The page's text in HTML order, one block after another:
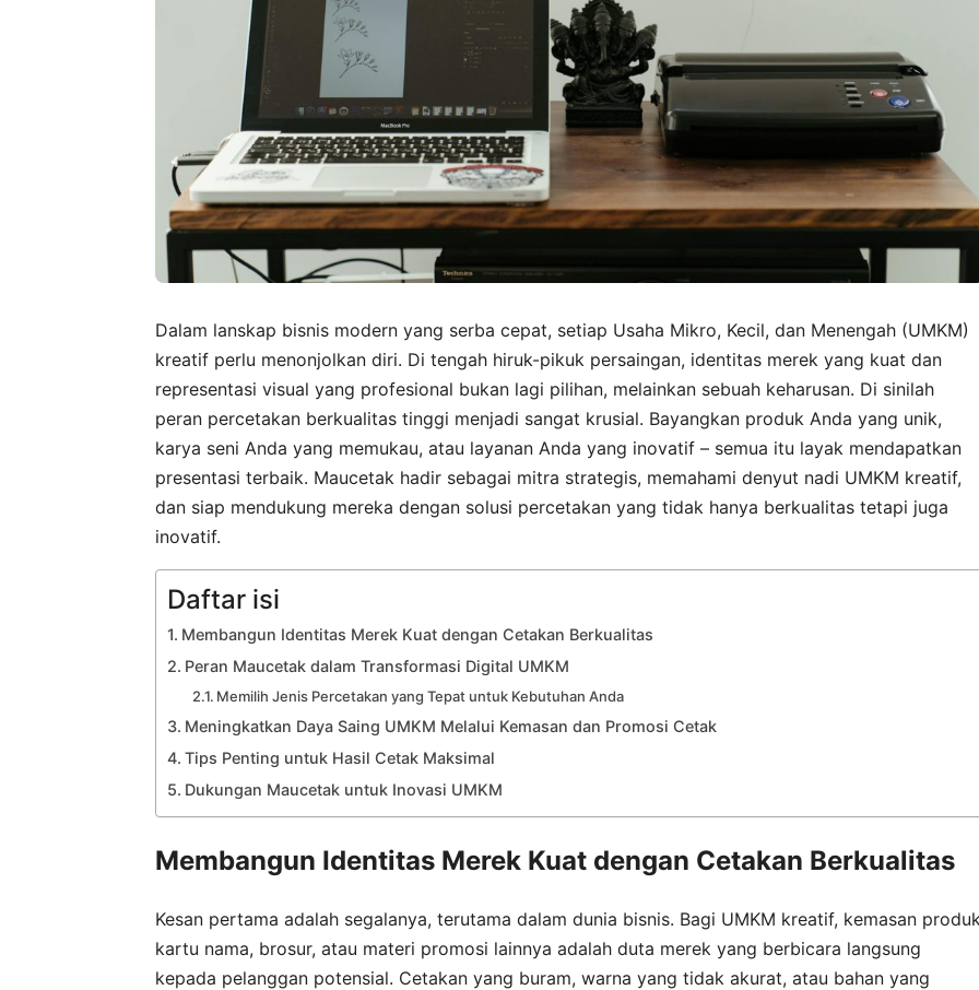
Dalam lanskap bisnis modern yang serba cepat, setiap Usaha Mikro, Kecil, dan Menengah (UMKM)
kreatif perlu menonjolkan diri. Di tengah hiruk-pikuk persaingan, identitas merek yang kuat dan
representasi visual yang profesional bukan lagi pilihan, melainkan sebuah keharusan. Di sinilah
peran percetakan berkualitas tinggi menjadi sangat krusial. Bayangkan produk Anda yang unik,
karya seni Anda yang memukau, atau layanan Anda yang inovatif – semua itu layak mendapatkan
presentasi terbaik. Maucetak hadir sebagai mitra strategis, memahami denyut nadi UMKM kreatif,
dan siap mendukung mereka dengan solusi percetakan yang tidak hanya berkualitas tetapi juga
inovatif.
Daftar isi
Membangun Identitas Merek Kuat dengan Cetakan Berkualitas
Peran Maucetak dalam Transformasi Digital UMKM
Memilih Jenis Percetakan yang Tepat untuk Kebutuhan Anda
Meningkatkan Daya Saing UMKM Melalui Kemasan dan Promosi Cetak
Tips Penting untuk Hasil Cetak Maksimal
Dukungan Maucetak untuk Inovasi UMKM
Membangun Identitas Merek Kuat dengan Cetakan Berkualitas
Kesan pertama adalah segalanya, terutama dalam dunia bisnis. Bagi UMKM kreatif, kemasan
kartu nama, brosur, atau materi promosi lainnya adalah duta merek yang berbicara langsung
kepada pelanggan potensial. Cetakan yang buram, warna yang tidak akurat, atau bahan yang